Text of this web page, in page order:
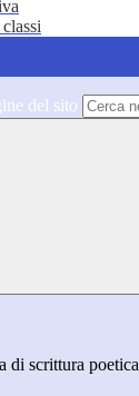
del sito
di scrittura